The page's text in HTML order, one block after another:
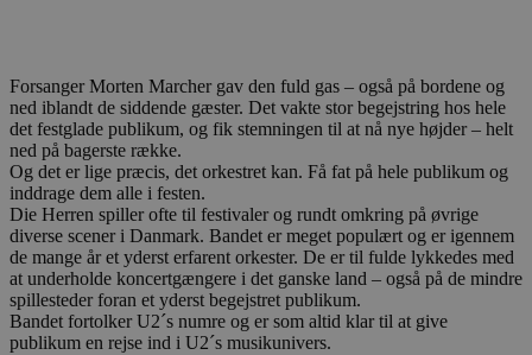
Forsanger Morten Marcher gav den fuld gas – også på bordene og
ned iblandt de siddende gæster. Det vakte stor begejstring hos hele
det festglade publikum, og fik stemningen til at nå nye højder – helt
ned på bagerste række.
Og det er lige præcis, det orkestret kan. Få fat på hele publikum og
inddrage dem alle i festen.
Die Herren spiller ofte til festivaler og rundt omkring på øvrige
diverse scener i Danmark. Bandet er meget populært og er igennem
de mange år et yderst erfarent orkester. De er til fulde lykkedes med
at underholde koncertgængere i det ganske land – også på de mindre
spillesteder foran et yderst begejstret publikum.
Bandet fortolker U2´s numre og er som altid klar til at give
publikum en rejse ind i U2´s musikunivers.